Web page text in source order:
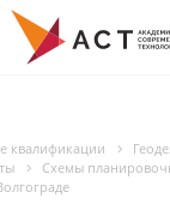
квалификации
Схемы